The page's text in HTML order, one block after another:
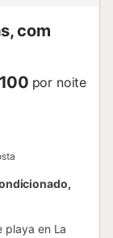
com
por noite
playa en La